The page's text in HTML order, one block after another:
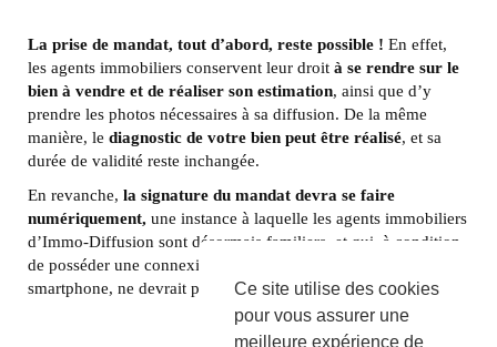
La prise de mandat, tout d’abord, reste possible ! En effet,
les agents immobiliers conservent leur droit à se rendre sur le
bien à vendre et de réaliser son estimation, ainsi que d’y
prendre les photos nécessaires à sa diffusion. De la même
manière, le diagnostic de votre bien peut être réalisé, et sa
durée de validité reste inchangée.
En revanche, la signature du mandat devra se faire
numériquement, une instance à laquelle les agents immobiliers
d’Immo-Diffusion sont désormais familiers, et qui, à condition
de posséder une connexion internet et un ordinateur ou un
smartphone, ne devrait pas compliquer sa réalisation.
Ce site utilise des cookies
pour vous assurer une
meilleure expérience de